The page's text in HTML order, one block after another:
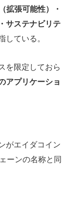
拡張可能性）・
サステナビリテ
している。
を限定しておら
アプリケーショ
がエイダコイン
ーンの名称と同